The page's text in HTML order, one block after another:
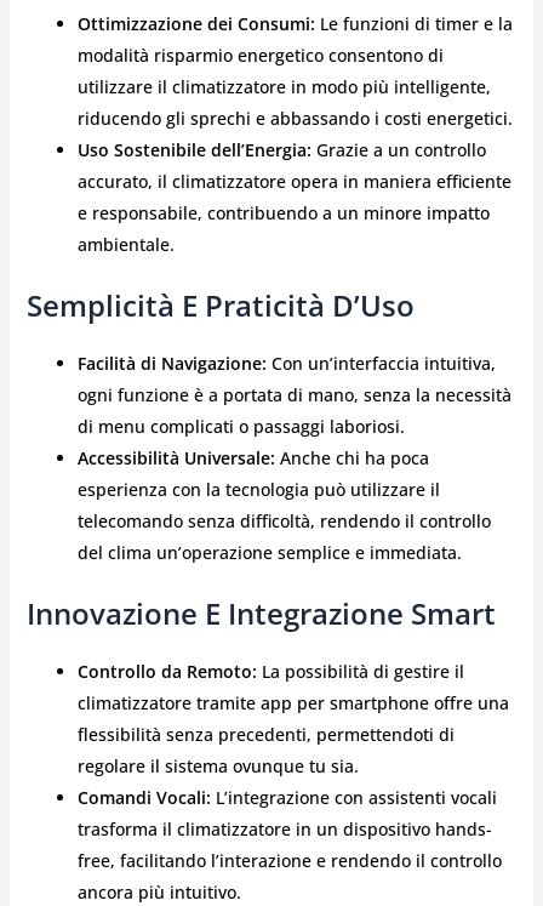
Ottimizzazione dei Consumi: Le funzioni di timer e la
modalità risparmio energetico consentono di
utilizzare il climatizzatore in modo più intelligente,
riducendo gli sprechi e abbassando i costi energetici.
Uso Sostenibile dell’Energia: Grazie a un controllo
accurato, il climatizzatore opera in maniera efficiente
e responsabile, contribuendo a un minore impatto
ambientale.
Semplicità E Praticità D’Uso
Facilità di Navigazione: Con un’interfaccia intuitiva,
ogni funzione è a portata di mano, senza la necessità
di menu complicati o passaggi laboriosi.
Accessibilità Universale: Anche chi ha poca
esperienza con la tecnologia può utilizzare il
telecomando senza difficoltà, rendendo il controllo
del clima un’operazione semplice e immediata.
Innovazione E Integrazione Smart
Controllo da Remoto: La possibilità di gestire il
climatizzatore tramite app per smartphone offre una
flessibilità senza precedenti, permettendoti di
regolare il sistema ovunque tu sia.
Comandi Vocali: L’integrazione con assistenti vocali
trasforma il climatizzatore in un dispositivo hands-
free, facilitando l’interazione e rendendo il controllo
ancora più intuitivo.